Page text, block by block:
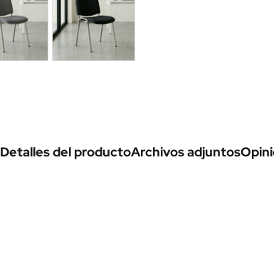
Detalles del productoArchivos adjuntos